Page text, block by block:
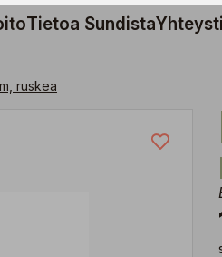
Tietoa Sundista
ruskea